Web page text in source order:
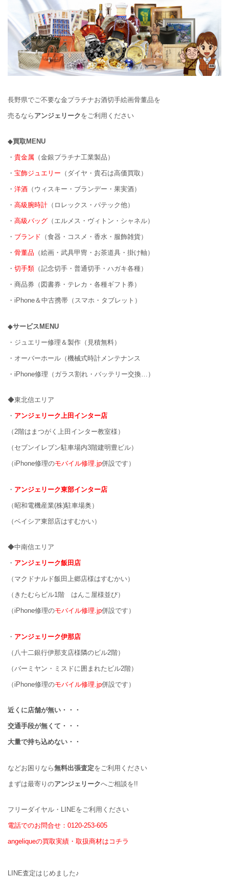
長野県でご不要な金プラチナお酒切手絵画骨董品を
売るなら アンジェリーク をご利用ください
◆買取MENU
・ 貴金属 （金銀プラチナ工業製品）
・ 宝飾ジュエリー （ダイヤ・貴石は高価買取）
・ 洋酒 （ウィスキー・ブランデー・果実酒）
・ 高級腕時計 （ロレックス・パテック他）
・ 高級バッグ （エルメス・ヴィトン・シャネル）
・ ブランド （食器・コスメ・香水・服飾雑貨）
・ 骨董品 （絵画・武具甲冑・お茶道具・掛け軸）
・ 切手類 （記念切手・普通切手・ハガキ各種）
・商品券（図書券・テレカ・各種ギフト券）
・iPhone＆中古携帯（スマホ・タブレット）
◆サービスMENU
・ジュエリー修理＆製作（見積無料）
・オーバーホール（機械式時計メンテナンス
・iPhone修理（ガラス割れ・バッテリー交換…）
◆東北信エリア
・ アンジェリーク上田インター店
（2階はまつがく上田インター教室様）
（セブンイレブン駐車場内3階建明豊ビル）
（iPhone修理のモバイル修理.jp併設です）
・ アンジェリーク東部インター店
（昭和電機産業(株)駐車場奥）
（ベイシア東部店はすむかい）
◆中南信エリア
・ アンジェリーク飯田店
（マクドナルド飯田上郷店様はすむかい）
（きたむらビル1階 はんこ屋様並び）
（iPhone修理のモバイル修理.jp併設です）
・ アンジェリーク伊那店
（八十二銀行伊那支店様隣のビル2階）
（バーミヤン・ミスドに囲まれたビル2階）
（iPhone修理のモバイル修理.jp併設です）
近くに店舗が無い・・・
交通手段が無くて・・・
大量で持ち込めない・・
などお困りなら無料出張査定をご利用ください
まずは最寄りのアンジェリークへご相談を!!
フリーダイヤル・LINEをご利用ください
電話でのお問合せ：0120-253-605
angeliqueの買取実績・取扱商材はコチラ
LINE査定はじめました♪